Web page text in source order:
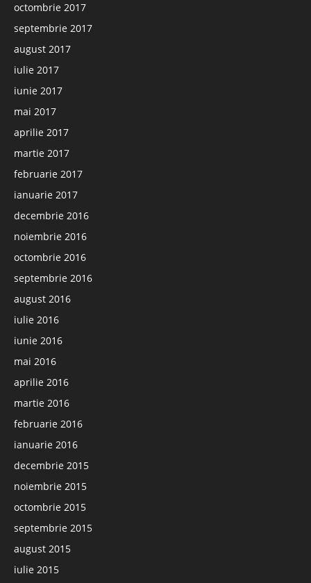
octombrie 2017
septembrie 2017
august 2017
iulie 2017
iunie 2017
mai 2017
aprilie 2017
martie 2017
februarie 2017
ianuarie 2017
decembrie 2016
noiembrie 2016
octombrie 2016
septembrie 2016
august 2016
iulie 2016
iunie 2016
mai 2016
aprilie 2016
martie 2016
februarie 2016
ianuarie 2016
decembrie 2015
noiembrie 2015
octombrie 2015
septembrie 2015
august 2015
iulie 2015